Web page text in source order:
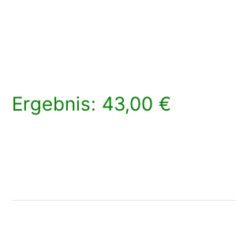
Ergebnis: 43,00 €